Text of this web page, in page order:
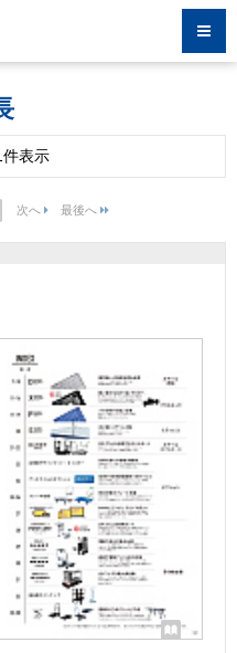
表示